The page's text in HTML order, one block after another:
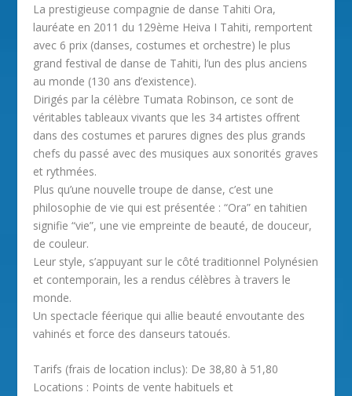
La prestigieuse compagnie de danse Tahiti Ora,
lauréate en 2011 du 129ème Heiva I Tahiti, remportent
avec 6 prix (danses, costumes et orchestre) le plus
grand festival de danse de Tahiti, l’un des plus anciens
au monde (130 ans d’existence).
Dirigés par la célèbre Tumata Robinson, ce sont de
véritables tableaux vivants que les 34 artistes offrent
dans des costumes et parures dignes des plus grands
chefs du passé avec des musiques aux sonorités graves
et rythmées.
Plus qu’une nouvelle troupe de danse, c’est une
philosophie de vie qui est présentée : “Ora” en tahitien
signifie “vie”, une vie empreinte de beauté, de douceur,
de couleur.
Leur style, s’appuyant sur le côté traditionnel Polynésien
et contemporain, les a rendus célèbres à travers le
monde.
Un spectacle féerique qui allie beauté envoutante des
vahinés et force des danseurs tatoués.
Tarifs (frais de location inclus): De 38,80 à 51,80
Locations : Points de vente habituels et